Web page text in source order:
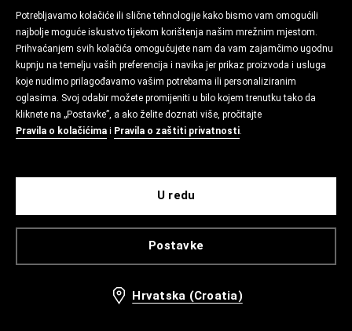
Potrebljavamo kolačiće ili slične tehnologije kako bismo vam omogućili
najbolje moguće iskustvo tijekom korištenja našim mrežnim mjestom.
Prihvaćanjem svih kolačića omogućujete nam da vam zajamčimo ugodnu
kupnju na temelju vaših preferencija i navika jer prikaz proizvoda i usluga
koje nudimo prilagođavamo vašim potrebama ili personaliziranim
oglasima. Svoj odabir možete promijeniti u bilo kojem trenutku tako da
kliknete na „Postavke”, a ako želite doznati više, pročitajte
Pravila o kolačićima i Pravila o zaštiti privatnosti.
Postavke
U redu
Hrvatska (Croatia)